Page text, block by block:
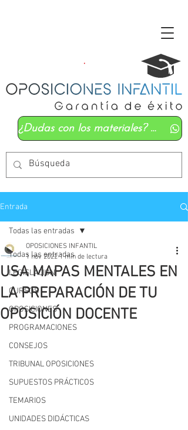
¿Dudas con los materiales? Mándanos un whatsapp
Entrada
Todas las entradas
LEGISLACIÓN
CURSOS
OPOSICIONES
PROGRAMACIONES
CONSEJOS
TRIBUNAL OPOSICIONES
SUPUESTOS PRÁCTICOS
TEMARIOS
UNIDADES DIDÁCTICAS
Todas las entradas
USA MAPAS MENTALES EN
LA PREPARACIÓN DE TU
OPOSICIÓN DOCENTE
OPOSICIONES INFANTIL
1 nov 2022 1 min de lectura